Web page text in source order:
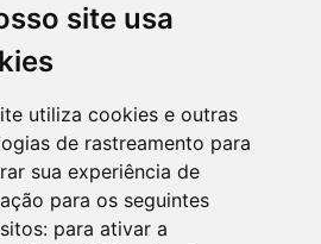
site usa
utiliza cookies e outras
de rastreamento para
sua experiência de
para os seguintes
para ativar a